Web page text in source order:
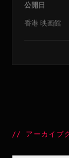
公開日
香港 映画館
// アーカイブ